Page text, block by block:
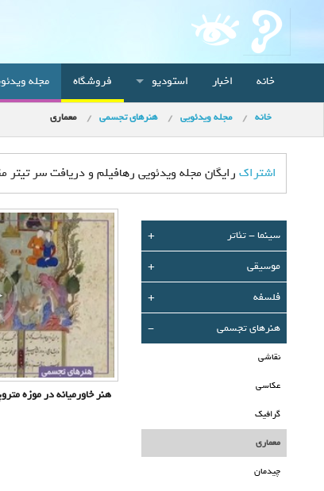
خانه اخبار استودیو فروشگاه مجله
خانه مجله ویدئویی هنرهای تجسمی معماری
اشتراک رایگان مجله ویدئویی رهافیلم و دریافت سر تیتر
سينما - تئاتر
+
موسیقی
+
فلسفه
+
هنرهای تجسمی
-
نقاشی
عکاسی
گرافیک
معماری
چیدمان
هنر خاورمیانه در موزه